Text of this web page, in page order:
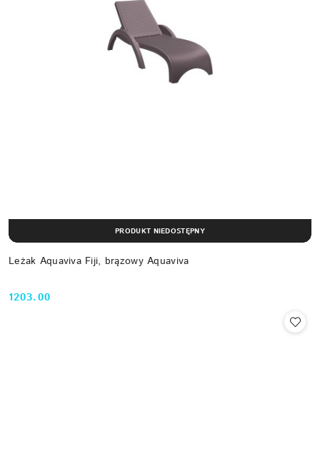
Leżak Aquaviva Fiji, brązowy Aquaviva
Cena:
1203.00
PRODUKT NIEDOSTĘPNY